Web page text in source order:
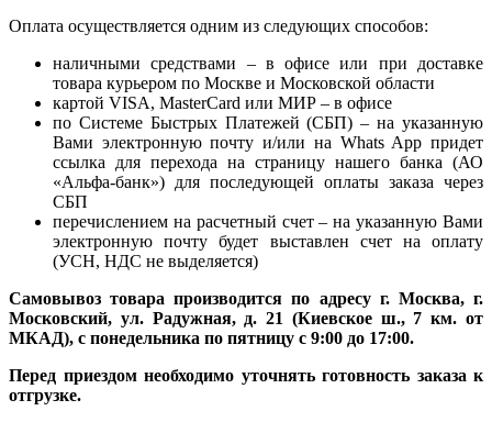
Оплата осуществляется одним из следующих способов:
наличными средствами – в офисе или при доставке
товара курьером по Москве и Московской области
картой VISA, MasterCard или МИР – в офисе
по Системе Быстрых Платежей (СБП) – на указанную
Вами электронную почту и/или на Whats App придет
ссылка для перехода на страницу нашего банка (АО
«Альфа-банк») для последующей оплаты заказа через
СБП
перечислением на расчетный счет – на указанную Вами
электронную почту будет выставлен счет на оплату
(УСН, НДС не выделяется)
Самовывоз товара производится по адресу г. Москва, г.
Московский, ул. Радужная, д. 21 (Киевское ш., 7 км. от
МКАД), с понедельника по пятницу с 9:00 до 17:00.
Перед приездом необходимо уточнять готовность заказа к
отгрузке.